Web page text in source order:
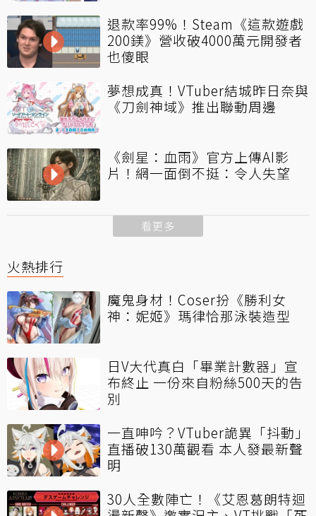
退款率99%！Steam《這款遊戲
200鎂》營收破4000萬元開發者
也傻眼
夢想成真！VTuber結城昨日奈與
《刀劍神域》推出聯動周邊
《劍星：血雨》官方上傳AI影
片！網一面倒不挺：令人失望
看更多
火熱排行
魔鬼身材！Coser扮《勝利女
神：妮姬》瑪律恰那泳裝造型
日V大代真白「畢業計數器」宣
布終止 一份來自粉絲500天的告
別
一直呻吟？VTuber詭異「抖動」
直播破130萬觀看 本人發最新聲
明
30人全數陣亡！《艾恩葛朗特迴